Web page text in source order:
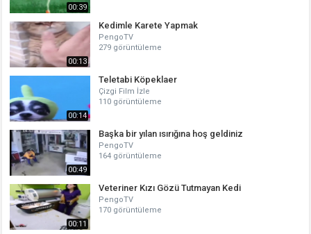
00:39
00:13
Kedimle Karete Yapmak
PengoTV
279 görüntüleme
00:14
Teletabi Köpeklaer
Çizgi Film İzle
110 görüntüleme
00:49
Başka bir yılan ısırığına hoş geldiniz
PengoTV
164 görüntüleme
00:11
Veteriner Kızı Gözü Tutmayan Kedi
PengoTV
170 görüntüleme